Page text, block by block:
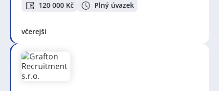
120 000 Kč Plný úvazek
včerejší